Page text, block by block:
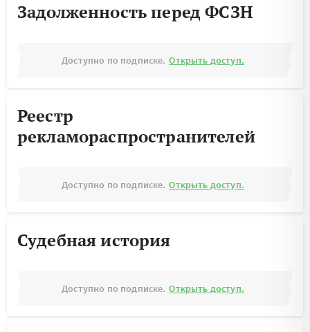
Задолженность перед ФСЗН
Доступно по подписке. Открыть доступ.
Реестр
рекламораспространителей
Доступно по подписке. Открыть доступ.
Судебная история
Доступно по подписке. Открыть доступ.